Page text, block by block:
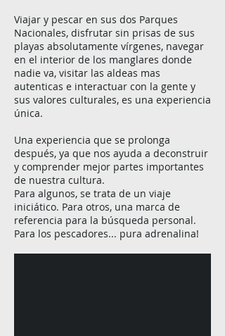
Viajar y pescar en sus dos Parques
Nacionales, disfrutar sin prisas de sus
playas absolutamente vírgenes, navegar
en el interior de los manglares donde
nadie va, visitar las aldeas mas
autenticas e interactuar con la gente y
sus valores culturales, es una experiencia
única.
Una experiencia que se prolonga
después, ya que nos ayuda a deconstruir
y comprender mejor partes importantes
de nuestra cultura.
Para algunos, se trata de un viaje
iniciático. Para otros, una marca de
referencia para la búsqueda personal.
Para los pescadores... pura adrenalina!